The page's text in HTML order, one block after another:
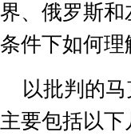
界、俄罗斯
条件下如何
以批判的
主要包括以下